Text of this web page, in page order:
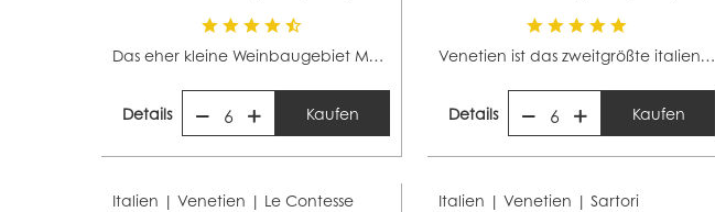
Das eher kleine Weinbaugebiet Marken liegt in...
Details 6 Kaufen
Venetien ist das zweitgrößte italienische Weinbaugebiet...
Details 6 Kaufen
Italien | Venetien | Le Contesse Italien | Venetien |Sartori